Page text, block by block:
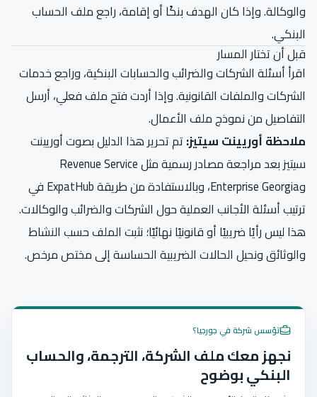
والوكالة. وإذا كان الهدف بنكًا أو إقامة، راجعملف الحساب
البنكي.
قبل أن تختار المسار
اقرأ أسئلة الشركات والضرائب والحسابات البنكية، وراجعخدمات
الشركات والملفات القانونية. وإذا أردت فتح ملف فعلي، أرسل
التفاصيل مننموذج ملف الأعمال.
ملاحظة أوريينت سيتيز: تم تحرير هذا الدليل بصوت أوريينت
سيتيز بعد مراجعة مصادر رسمية مثل Revenue Service
وEnterprise Georgia، وبالاستفادة من طريقة ExpatHub في
ترتيب أسئلة الأجانب العملية حول الشركات والضرائب والوكالات.
هذا ليس رأيًا ضريبيًا أو قانونيًا نهائيًا؛ نثبت الملف حسب النشاط
والوثائق ونحيل الحالات الضريبية الحساسة إلى مختص مرخص.
تؤسس شركة في جورجيا؟
نجهز معك ملف الشركة، الترجمة، والحساب
البنكي بوضوح